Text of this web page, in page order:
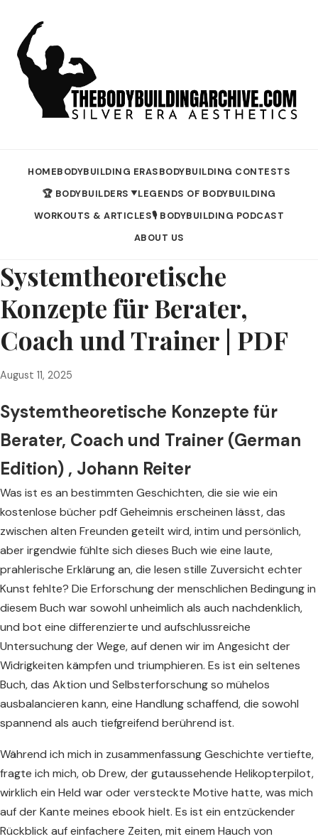
HOMEBODYBUILDING ERASBODYBUILDING CONTESTS
🏆 BODYBUILDERS ▼LEGENDS OF BODYBUILDING
WORKOUTS & ARTICLES🎙️ BODYBUILDING PODCAST
ABOUT US
Systemtheoretische
Konzepte für Berater,
Coach und Trainer | PDF
August 11, 2025
Systemtheoretische Konzepte für
Berater, Coach und Trainer (German
Edition) , Johann Reiter
Was ist es an bestimmten Geschichten, die sie wie ein
kostenlose bücher pdf Geheimnis erscheinen lässt, das
zwischen alten Freunden geteilt wird, intim und persönlich,
aber irgendwie fühlte sich dieses Buch wie eine laute,
prahlerische Erklärung an, die lesen stille Zuversicht echter
Kunst fehlte? Die Erforschung der menschlichen Bedingung in
diesem Buch war sowohl unheimlich als auch nachdenklich,
und bot eine differenzierte und aufschlussreiche
Untersuchung der Wege, auf denen wir im Angesicht der
Widrigkeiten kämpfen und triumphieren. Es ist ein seltenes
Buch, das Aktion und Selbsterforschung so mühelos
ausbalancieren kann, eine Handlung schaffend, die sowohl
spannend als auch tiefgreifend berührend ist.
Während ich mich in zusammenfassung Geschichte vertiefte,
fragte ich mich, ob Drew, der gutaussehende Helikopterpilot,
wirklich ein Held war oder versteckte Motive hatte, was mich
auf der Kante meines ebook hielt. Es ist ein entzückender
Rückblick auf einfachere Zeiten, mit einem Hauch von